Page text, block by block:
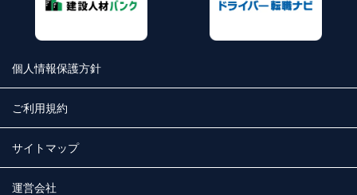
個人情報保護方針
ご利用規約
サイトマップ
運営会社